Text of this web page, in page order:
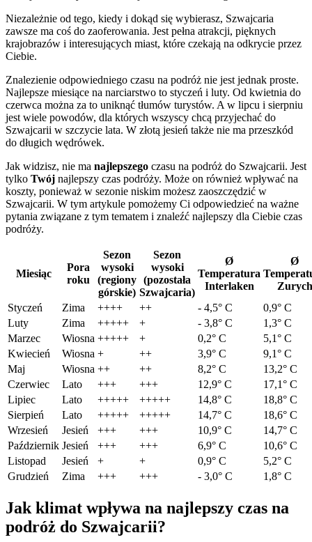
Niezależnie od tego, kiedy i dokąd się wybierasz, Szwajcaria
zawsze ma coś do zaoferowania. Jest pełna atrakcji, pięknych
krajobrazów i interesujących miast, które czekają na odkrycie przez
Ciebie.
Znalezienie odpowiedniego czasu na podróż nie jest jednak proste.
Najlepsze miesiące na narciarstwo to styczeń i luty. Od kwietnia do
czerwca można za to uniknąć tłumów turystów. A w lipcu i sierpniu
jest wiele powodów, dla których wszyscy chcą przyjechać do
Szwajcarii w szczycie lata. W złotą jesień także nie ma przeszkód
do długich wędrówek.
Jak widzisz, nie ma najlepszego czasu na podróż do Szwajcarii. Jest
tylko Twój najlepszy czas podróży. Może on również wpływać na
koszty, ponieważ w sezonie niskim możesz zaoszczędzić w
Szwajcarii. W tym artykule pomożemy Ci odpowiedzieć na ważne
pytania związane z tym tematem i znaleźć najlepszy dla Ciebie czas
podróży.
Miesiąc
Pora
roku
Sezon
wysoki
(regiony
górskie)
Sezon
wysoki
(pozostała
Szwajcaria)
Ø
Temperatura
Interlaken
Ø
Zurych
Styczeń
Zima ++++ ++ - 4,5° C
0,9° C
Luty
Zima +++++ + - 3,8° C
1,3° C
Marzec
Wiosna +++++ + 0,2° C
5,1° C
Kwiecień
Wiosna + ++ 3,9° C
9,1° C
Maj
Wiosna ++ ++ 8,2° C
13,2° C
Czerwiec
Lato +++ +++ 12,9° C
17,1° C
Lipiec
Lato +++++ +++++ 14,8° C
18,8° C
Sierpień
Lato +++++ +++++ 14,7° C
18,6° C
Wrzesień
Jesień +++ +++ 10,9° C
14,7° C
Październik Jesień +++ +++ 6,9° C
10,6° C
Listopad
Jesień + + 0,9° C
5,2° C
Grudzień
Zima +++ +++ - 3,0° C 1,8° C
Jak klimat wpływa na najlepszy czas na
podróż do Szwajcarii?